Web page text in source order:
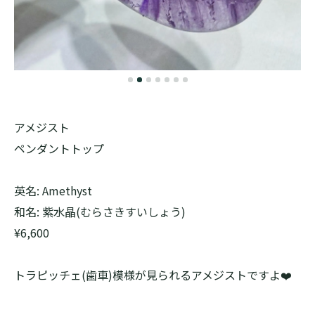
アメジスト
ペンダントトップ
英名: Amethyst
和名: 紫水晶(むらさきすいしょう)
¥6,600
トラピッチェ(歯車)模様が見られるアメジストですよ❤️